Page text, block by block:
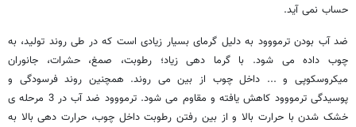
حساب نمی آید.
ضد آب بودن ترمووود به دلیل گرمای بسیار زیادی است که در طی روند تولید، به
چوب داده می شود. با گرما دهی زیاد؛ رطوبت، صمغ، حشرات، جانوران
میکروسکوپی و ... داخل چوب از بین می روند. همچنین روند فرسودگی و
پوسیدگی ترمووود کاهش یافته و مقاوم می شود. ترمووود ضد آب در 3 مرحله ی
خشک شدن با حرارت بالا و از بین رفتن رطوبت داخل چوب، حرارت دهی بالا به